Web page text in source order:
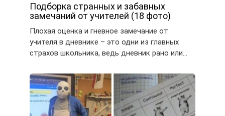
Подборка странных и забавных
замечаний от учителей (18 фото)
Плохая оценка и гневное замечание от
учителя в дневнике – это одни из главных
страхов школьника, ведь дневник рано или…